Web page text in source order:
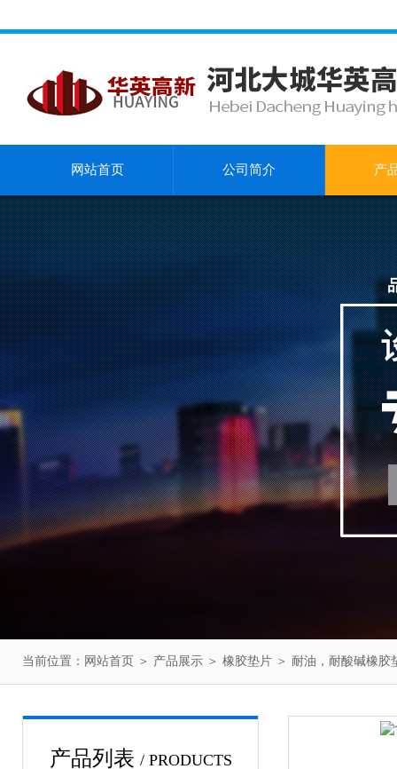
网站首页 公司简介 产
当前位置： 网站首页 ＞ 产品展示 ＞ 橡胶垫片 ＞ 耐油，耐酸碱橡胶
产品列表 / PRODUCTS